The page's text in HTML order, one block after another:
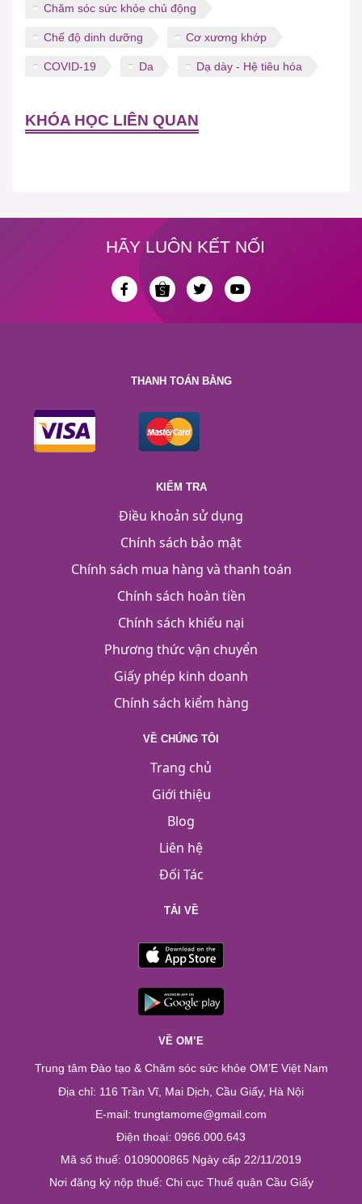
Chăm sóc sức khỏe chủ động
Chế độ dinh dưỡng Cơ xương khớp
COVID-19 Da Dạ dày - Hệ tiêu hóa
KHÓA HỌC LIÊN QUAN
HÃY LUÔN KẾT NỐI
THANH TOÁN BẰNG
KIỂM TRA
Điều khoản sử dụng
Chính sách bảo mật
Chính sách mua hàng và thanh toán
Chính sách hoàn tiền
Chính sách khiếu nại
Phương thức vận chuyển
Giấy phép kinh doanh
Chính sách kiểm hàng
VỀ CHÚNG TÔI
Trang chủ
Giới thiệu
Blog
Liên hệ
Đối Tác
TẢI VỀ
VỀ OM’E
Trung tâm Đào tạo & Chăm sóc sức khỏe OM’E Việt Nam
Địa chỉ: 116 Trần Vĩ, Mai Dịch, Cầu Giấy, Hà Nội
E-mail: trungtamome@gmail.com
Điện thoại: 0966.000.643
Mã số thuế: 0109000865 Ngày cấp 22/11/2019
Nơi đăng ký nộp thuế: Chi cục Thuế quận Cầu Giấy